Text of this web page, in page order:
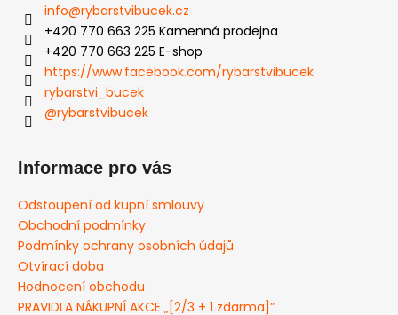
info@rybarstvibucek.cz
+420 770 663 225 Kamenná prodejna
+420 770 663 225 E-shop
https://www.facebook.com/rybarstvibucek
rybarstvi_bucek
@rybarstvibucek
Informace pro vás
Odstoupení od kupní smlouvy
Obchodní podmínky
Podmínky ochrany osobních údajů
Otvírací doba
Hodnocení obchodu
PRAVIDLA NÁKUPNÍ AKCE „[2/3 + 1 zdarma]”